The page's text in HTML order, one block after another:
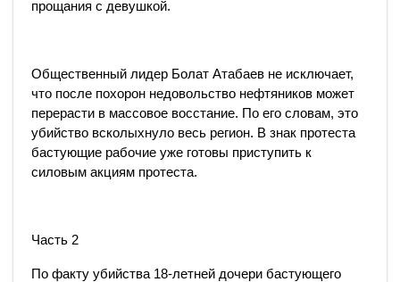
прощания с девушкой.
Общественный лидер Болат Атабаев не исключает,
что после похорон недовольство нефтяников может
перерасти в массовое восстание. По его словам, это
убийство всколыхнуло весь регион. В знак протеста
бастующие рабочие уже готовы приступить к
силовым акциям протеста.
Часть 2
По факту убийства 18-летней дочери бастующего